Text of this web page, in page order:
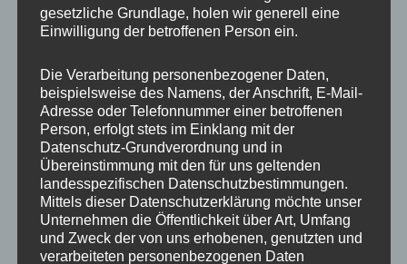
MP Mario Porten
Beratung
Training
Coaching
Impulsvorträge
gesetzliche Grundlage, holen wir generell eine
Einwilligung der betroffenen Person ein.
Die Verarbeitung personenbezogener Daten,
beispielsweise des Namens, der Anschrift, E-Mail-
Adresse oder Telefonnummer einer betroffenen
Person, erfolgt stets im Einklang mit der
Datenschutz-Grundverordnung und in
Übereinstimmung mit den für uns geltenden
landesspezifischen Datenschutzbestimmungen.
Mittels dieser Datenschutzerklärung möchte unser
Unternehmen die Öffentlichkeit über Art, Umfang
und Zweck der von uns erhobenen, genutzten und
verarbeiteten personenbezogenen Daten